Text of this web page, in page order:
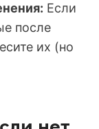
Если
после
их (но